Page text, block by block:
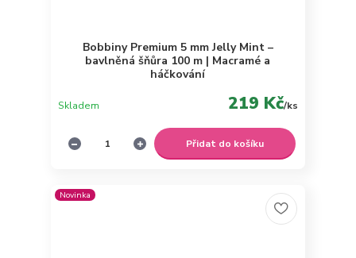
Bobbiny Premium 5 mm Jelly Mint –
bavlněná šňůra 100 m | Macramé a
háčkování
219 Kč/ks
Skladem
Přidat do košíku
Novinka